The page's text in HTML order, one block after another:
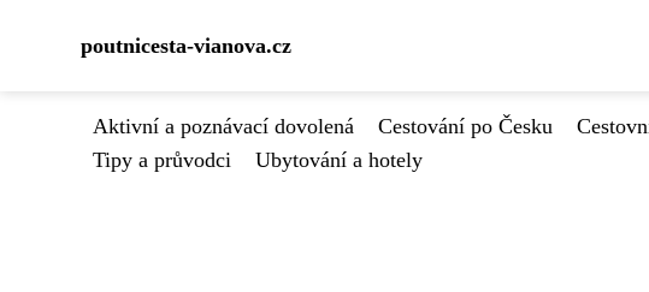
poutnicesta-vianova.cz
Aktivní a poznávací dovolená Cestování po Česku
Tipy a průvodci
Ubytování a hotely